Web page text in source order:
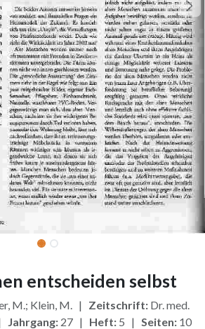
entscheiden selbst
M.; Klein, M. | Zeitschrift: Dr. med.
Jahrgang: 27 | Heft: 5 | Seiten: 10